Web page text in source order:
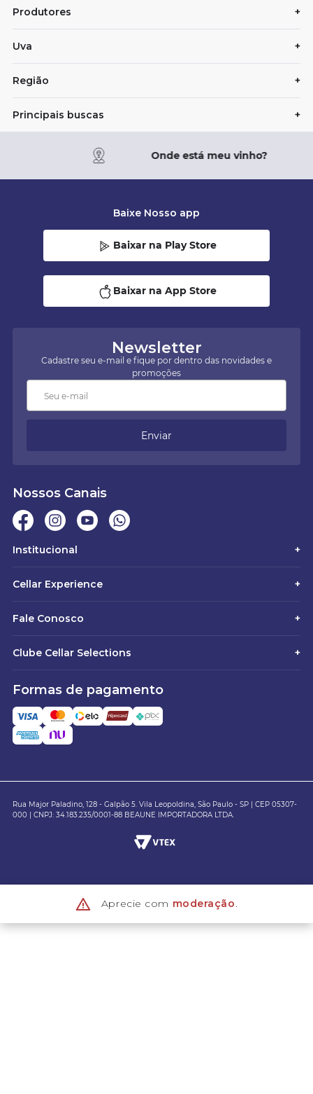
Produtores +
Uva +
Região +
Principais buscas +
Onde está meu vinho?
Newsletter
Cadastre seu e-mail e fique por dentro das novidades e
promoções
Enviar
Baixe Nosso app
Baixar na Play Store
Baixar na App Store
Nossos Canais
Institucional +
Cellar Experience +
Fale Conosco +
Clube Cellar Selections +
Formas de pagamento
Rua Major Paladino, 128 - Galpão 5. Vila Leopoldina, São Paulo - SP | CEP 05307-
000 | CNPJ: 34.183.235/0001-88 BEAUNE IMPORTADORA LTDA.
Aprecie com moderação.